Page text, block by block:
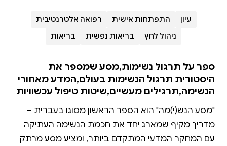
עיון התפתחות אישית
רפואה אלטרנטיבית
ניהול לחץ
בריאות נפשית בריאות
ספר על תרגול נשימות,מסע שמספר את
היסטורית תרגול הנשימות בעולם,המדע מאחורי
הנשימה,תרגילים מעשיים,שיטות טיפול עכשוויות
"מסע הנש(י)מה" הוא הספר הראשון מסוגו בעברית –
מדריך מקיף שמארג יחד את חכמת הנשימה העתיקה
עם המחקר המדעי המתקדם ביותר, ומציע מסע מרתק